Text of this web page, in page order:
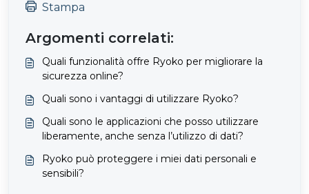
Stampa
Argomenti correlati:
Quali funzionalità offre Ryoko per migliorare la
sicurezza online?
Quali sono i vantaggi di utilizzare Ryoko?
Quali sono le applicazioni che posso utilizzare
liberamente, anche senza l’utilizzo di dati?
Ryoko può proteggere i miei dati personali e
sensibili?